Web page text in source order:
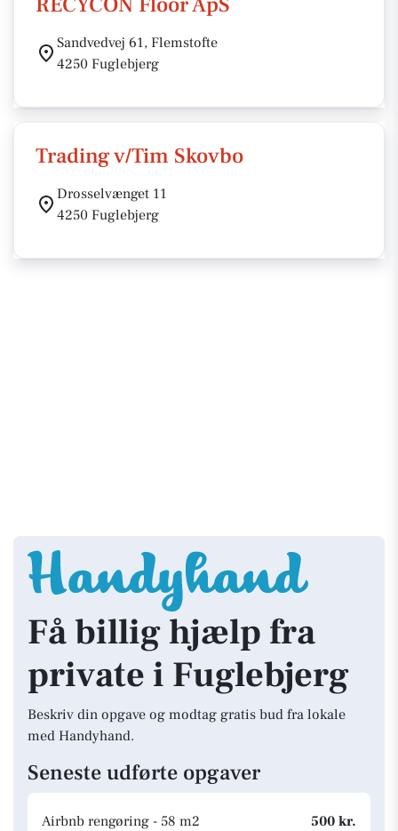
Sandvedvej 61, Flemstofte
4250 Fuglebjerg
Trading v/Tim Skovbo
Drosselvænget 11
4250 Fuglebjerg
Få billig hjælp fra
private i Fuglebjerg
Beskriv din opgave og modtag gratis bud fra lokale
med Handyhand.
Seneste udførte opgaver
Airbnb rengøring - 58 m2
500 kr.